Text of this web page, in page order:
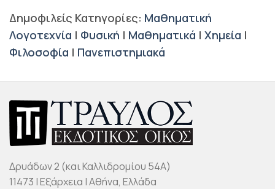
Δημοφιλείς Κατηγορίες: Μαθηματική
Λογοτεχνία | Φυσική | Μαθηματικά | Χημεία |
Φιλοσοφία | Πανεπιστημιακά
Δρυάδων 2 (και Καλλιδρομίου 54Α)
11473 | Εξάρχεια | Αθήνα, Ελλάδα